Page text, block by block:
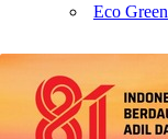
Eco Green